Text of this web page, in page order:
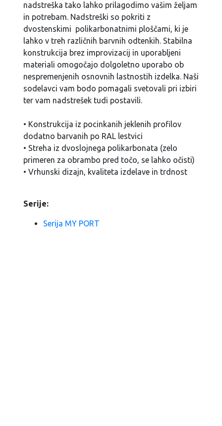
nadstreška tako lahko prilagodimo vašim željam
in potrebam. Nadstreški so pokriti z
dvostenskimi polikarbonatnimi ploščami, ki je
lahko v treh različnih barvnih odtenkih. Stabilna
konstrukcija brez improvizacij in uporabljeni
materiali omogočajo dolgoletno uporabo ob
nespremenjenih osnovnih lastnostih izdelka. Naši
sodelavci vam bodo pomagali svetovali pri izbiri
ter vam nadstrešek tudi postavili.
• Konstrukcija iz pocinkanih jeklenih profilov
dodatno barvanih po RAL lestvici
• Streha iz dvoslojnega polikarbonata (zelo
primeren za obrambo pred točo, se lahko očisti)
• Vrhunski dizajn, kvaliteta izdelave in trdnost
Serije:
Serija MY PORT